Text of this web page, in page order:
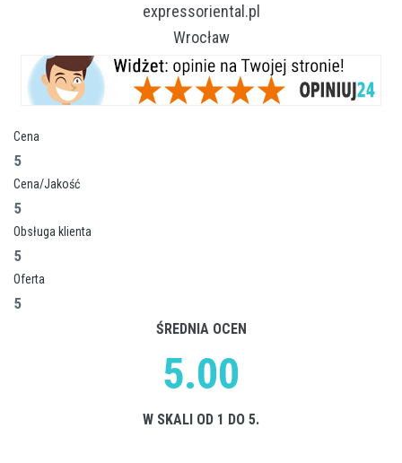
expressoriental.pl
Wrocław
Cena
5
Cena/Jakość
5
Obsługa klienta
5
Oferta
5
ŚREDNIA OCEN
5.00
W SKALI OD 1 DO 5.